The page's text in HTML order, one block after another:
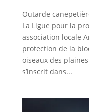
Outarde
La Ligue pour la
association locale
protection de la
oiseaux des
s’inscrit dans...